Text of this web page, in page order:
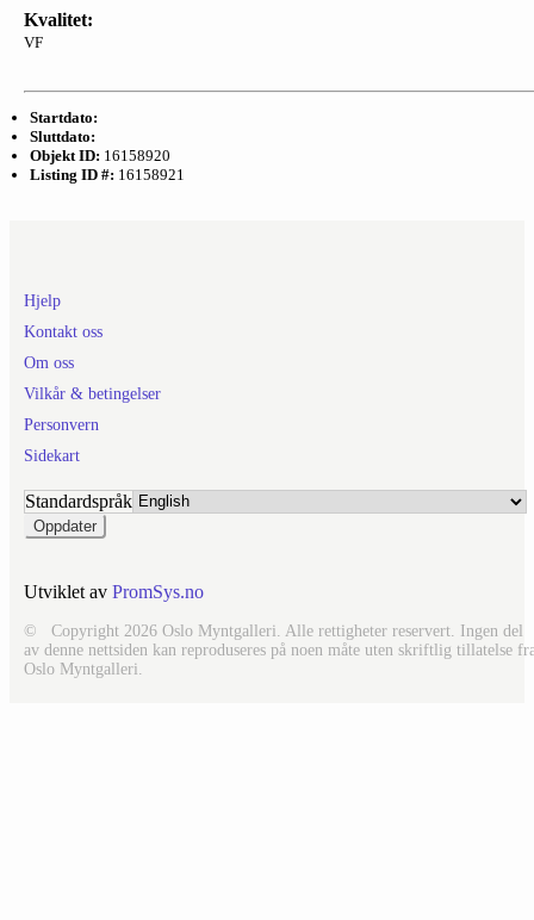
Kvalitet:
VF
Startdato:
Sluttdato:
Objekt ID: 16158920
Listing ID #: 16158921
Hjelp
Kontakt oss
Om oss
Vilkår & betingelser
Personvern
Sidekart
Standardspråk
Utviklet av PromSys.no
© Copyright 2026 Oslo Myntgalleri. Alle rettigheter reservert. Ingen del
av denne nettsiden kan reproduseres på noen måte uten skriftlig tillatelse
Oslo Myntgalleri.